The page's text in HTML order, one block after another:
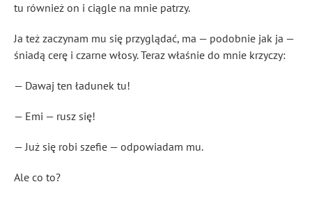
tu również on i ciągle na mnie patrzy.
Ja też zaczynam mu się przyglądać, ma — podobnie jak ja —
śniadą cerę i czarne włosy. Teraz właśnie do mnie krzyczy:
— Dawaj ten ładunek tu!
— Emi — rusz się!
— Już się robi szefie — odpowiadam mu.
Ale co to?